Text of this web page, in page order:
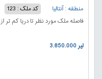
منطقه : آنتالیا
کد ملک : 123
فاصله ملک مورد نظر تا دریا کم تر از 50 متر است
3.850.000 لیر